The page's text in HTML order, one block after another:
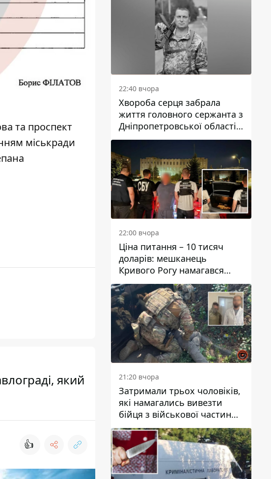
та проспект
міськради
який
👍
22:40 вчора
Хвороба серця забрала
життя головного сержанта з
Дніпропетровської області
Юрія Свистуна
22:00 вчора
Ціна питання – 10 тисяч
доларів: мешканець
Кривого Рогу намагався
переправити чоловіка до
Словаччини
21:20 вчора
Затримали трьох чоловіків,
які намагались вивезти
бійця з військової частини
до Дніпра за 7 тисяч
доларів: серед них був лікар